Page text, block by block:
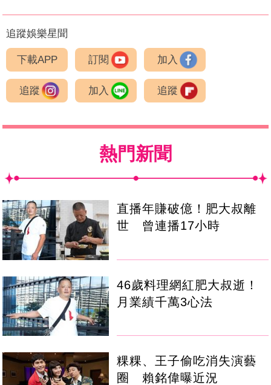
追蹤娛樂星聞
下載APP 訂閱 加入
追蹤 加入 追蹤
熱門新聞
直播年賺破億！肥大叔離
世 曾連播17小時
46歲料理網紅肥大叔逝！
月業績千萬3心法
粿粿、王子偷吃消失演藝
圈 賴銘偉曝近況